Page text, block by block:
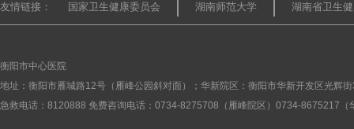
友情链接： 国家卫生健康委员会 湖南师范大学 湖南省卫生
衡阳市中心医院
地址：衡阳市雁城路12号（雁峰公园斜对面）；华新院区：衡阳市华新开发区光辉
急救电话：8120888 免费咨询电话：0734-8275708（雁峰院区）0734-8675217（